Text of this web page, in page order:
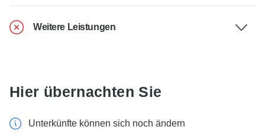
Weitere Leistungen
Hier übernachten Sie
Unterkünfte können sich noch ändern